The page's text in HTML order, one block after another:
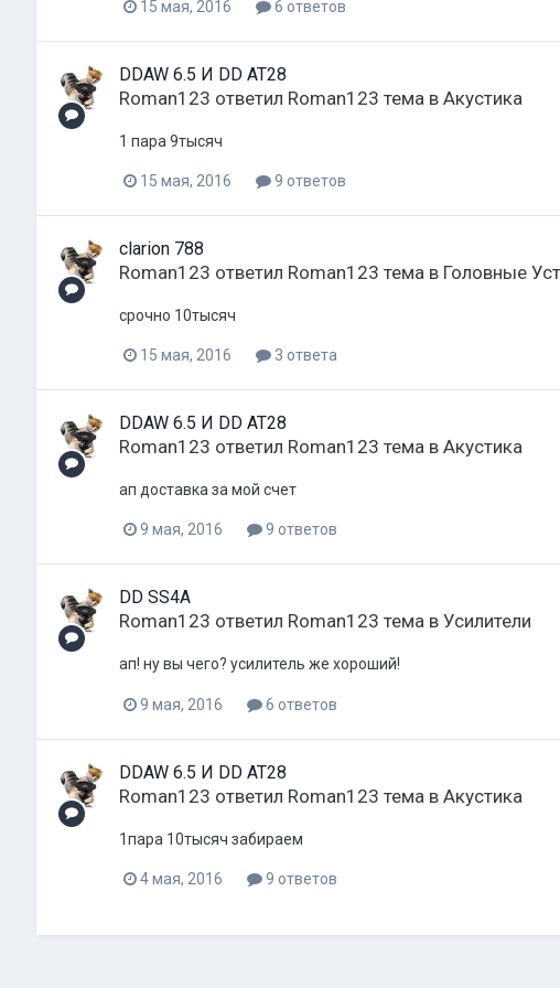
15 мая, 2016 6 ответов
DDAW 6.5 И DD AT28
Roman123 ответил Roman123 тема в Акустика
1 пара 9тысяч
15 мая, 2016 9 ответов
clarion 788
Roman123 ответил Roman123 тема в Головные
срочно 10тысяч
15 мая, 2016 3 ответа
DDAW 6.5 И DD AT28
Roman123 ответил Roman123 тема в Акустика
ап доставка за мой счет
9 мая, 2016 9 ответов
DD SS4A
Roman123 ответил Roman123 тема в Усилители
ап! ну вы чего? усилитель же хороший!
9 мая, 2016 6 ответов
DDAW 6.5 И DD AT28
Roman123 ответил Roman123 тема в Акустика
1пара 10тысяч забираем
4 мая, 2016 9 ответов